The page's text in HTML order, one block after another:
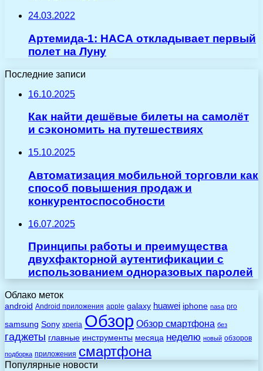
24.03.2022
Артемида-1: НАСА откладывает первый
полет на Луну
Последние записи
16.10.2025
Как найти дешёвые билеты на самолёт
и сэкономить на путешествиях
15.10.2025
Автоматизация мобильной торговли как
способ повышения продаж и
конкурентоспособности
16.07.2025
Принципы работы и преимущества
двухфакторной аутентификации с
использованием одноразовых паролей
Облако меток
android Android приложения apple galaxy huawei iphone nasa pro
samsung Sony xperia Обзор Обзор смартфона без
гаджеты главные инструменты месяца неделю новый обзоров
подборка приложения смартфона
Популярные новости